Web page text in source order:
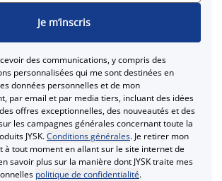
Je m’inscris
des communications, y compris des
personnalisées qui me sont destinées en
données personnelles et de mon
par email et par media tiers, incluant des idées
offres exceptionnelles, des nouveautés et des
les campagnes générales concernant toute la
JYSK.Conditions générales. Je retirer mon
à tout moment en allant sur le site internet de
en savoir plus sur la manière dont JYSK traite mes
politique de confidentialité.